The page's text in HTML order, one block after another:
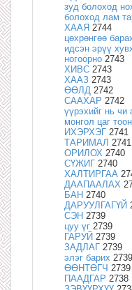
зуд болоход
болоход лам
ХААЯ 2744
цөхрөнгөө
идсэн эрүү
ногоорно 2743
ХИВС 2743
ХААЗ 2743
ӨӨЛД 2742
СААХАР 2742
үүрэхийг нь чи
монгол цаг
ИХЭРХЭГ 2741
ТАРИМАЛ 2741
ОРИЛОХ 2740
СҮЖИГ 2740
ХАЛТИРГАА
ДААПААЛАХ
БАН 2740
ДАРУУЛГАГҮЙ
СЭН 2739
цуу үг 2739
ГАРУЙ 2739
ЗАДЛАГ 2739
элэг барих 2739
ӨӨНТӨГЧ 2739
ПААДГАР 2738